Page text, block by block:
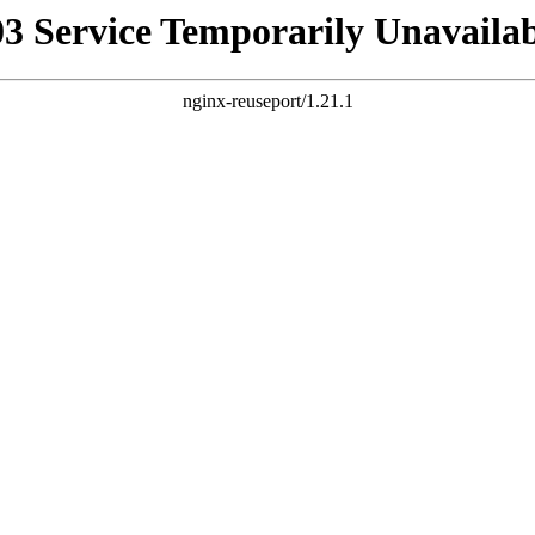
Service Temporarily
nginx-reuseport/1.21.1